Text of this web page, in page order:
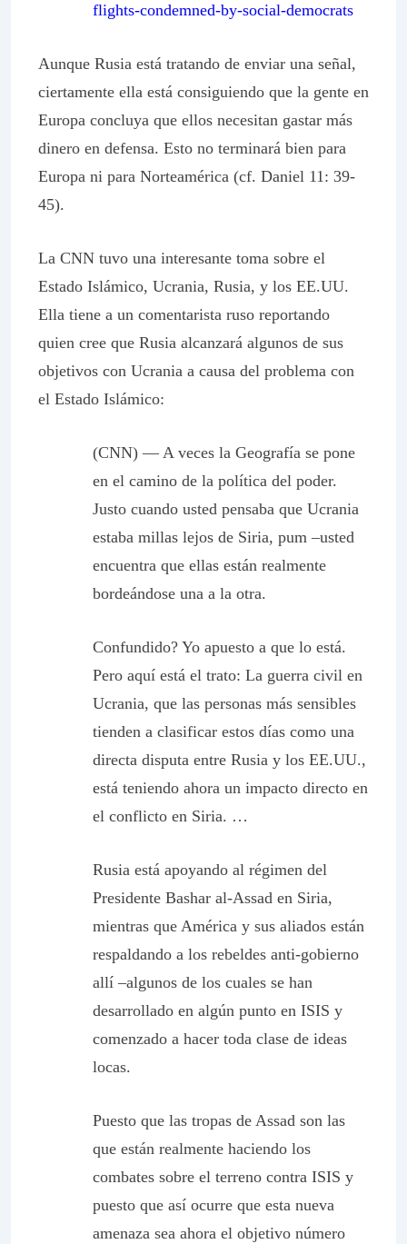
flights-condemned-by-social-democrats
Aunque Rusia está tratando de enviar una señal,
ciertamente ella está consiguiendo que la gente en
Europa concluya que ellos necesitan gastar más
dinero en defensa. Esto no terminará bien para
Europa ni para Norteamérica (cf. Daniel 11: 39-
45).
La CNN tuvo una interesante toma sobre el
Estado Islámico, Ucrania, Rusia, y los EE.UU.
Ella tiene a un comentarista ruso reportando
quien cree que Rusia alcanzará algunos de sus
objetivos con Ucrania a causa del problema con
el Estado Islámico:
(CNN) — A veces la Geografía se pone
en el camino de la política del poder.
Justo cuando usted pensaba que Ucrania
estaba millas lejos de Siria, pum –usted
encuentra que ellas están realmente
bordeándose una a la otra.
Confundido? Yo apuesto a que lo está.
Pero aquí está el trato: La guerra civil en
Ucrania, que las personas más sensibles
tienden a clasificar estos días como una
directa disputa entre Rusia y los EE.UU.,
está teniendo ahora un impacto directo en
el conflicto en Siria. …
Rusia está apoyando al régimen del
Presidente Bashar al-Assad en Siria,
mientras que América y sus aliados están
respaldando a los rebeldes anti-gobierno
allí –algunos de los cuales se han
desarrollado en algún punto en ISIS y
comenzado a hacer toda clase de ideas
locas.
Puesto que las tropas de Assad son las
que están realmente haciendo los
combates sobre el terreno contra ISIS y
puesto que así ocurre que esta nueva
amenaza sea ahora el objetivo número